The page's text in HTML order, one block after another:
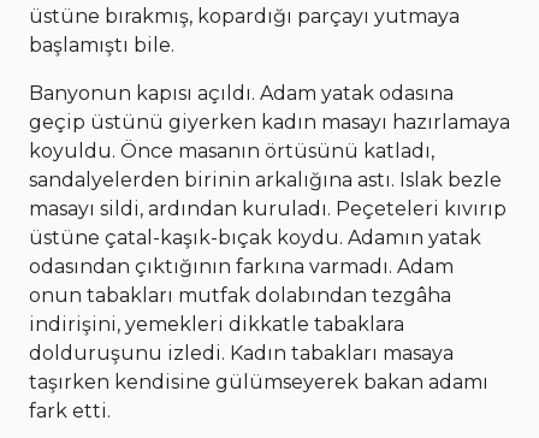
üstüne bırakmış, kopardığı parçayı yutmaya
başlamıştı bile.
Banyonun kapısı açıldı. Adam yatak odasına
geçip üstünü giyerken kadın masayı hazırlamaya
koyuldu. Önce masanın örtüsünü katladı,
sandalyelerden birinin arkalığına astı. Islak bezle
masayı sildi, ardından kuruladı. Peçeteleri kıvırıp
üstüne çatal-kaşık-bıçak koydu. Adamın yatak
odasından çıktığının farkına varmadı. Adam
onun tabakları mutfak dolabından tezgâha
indirişini, yemekleri dikkatle tabaklara
dolduruşunu izledi. Kadın tabakları masaya
taşırken kendisine gülümseyerek bakan adamı
fark etti.